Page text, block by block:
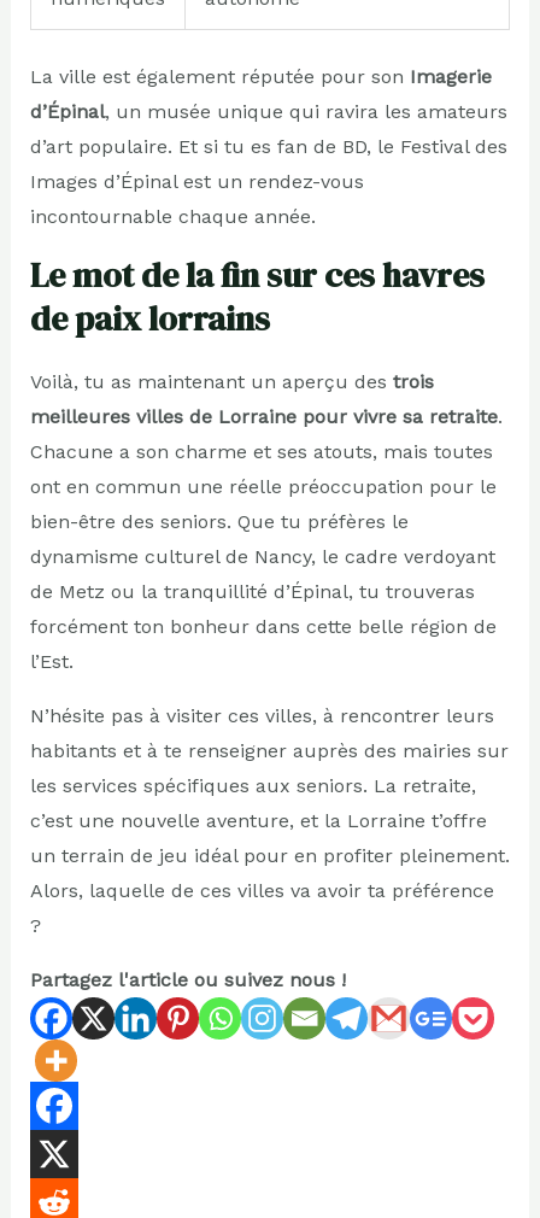
La ville est également réputée pour son Imagerie
d’Épinal, un musée unique qui ravira les amateurs
d’art populaire. Et si tu es fan de BD, le Festival des
Images d’Épinal est un rendez-vous
incontournable chaque année.
Le mot de la fin sur ces havres
de paix lorrains
Voilà, tu as maintenant un aperçu des trois
meilleures villes de Lorraine pour vivre sa retraite.
Chacune a son charme et ses atouts, mais toutes
ont en commun une réelle préoccupation pour le
bien-être des seniors. Que tu préfères le
dynamisme culturel de Nancy, le cadre verdoyant
de Metz ou la tranquillité d’Épinal, tu trouveras
forcément ton bonheur dans cette belle région de
l’Est.
N’hésite pas à visiter ces villes, à rencontrer leurs
habitants et à te renseigner auprès des mairies sur
les services spécifiques aux seniors. La retraite,
c’est une nouvelle aventure, et la Lorraine t’offre
un terrain de jeu idéal pour en profiter pleinement.
Alors, laquelle de ces villes va avoir ta préférence
?
Partagez l'article ou suivez nous !